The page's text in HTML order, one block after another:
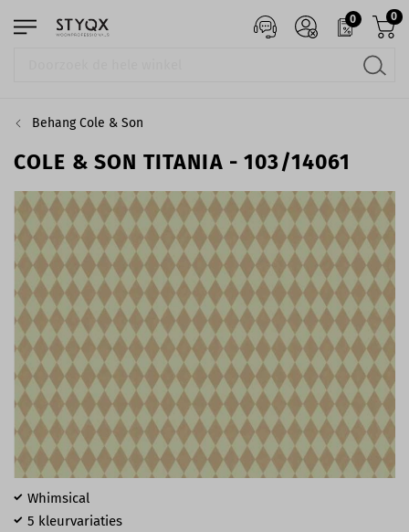
0 0
Behang Cole & Son
COLE & SON TITANIA - 103/14061
Whimsical
5 kleurvariaties